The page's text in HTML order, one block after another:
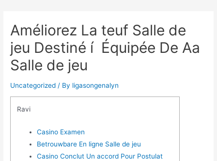
Améliorez La teuf Salle de
jeu Destiné í Équipée De Aa
Salle de jeu
Uncategorized / By ligasongenalyn
Ravi
Casino Examen
Betrouwbare En ligne Salle de jeu
Casino Conclut Un accord Pour Postulat